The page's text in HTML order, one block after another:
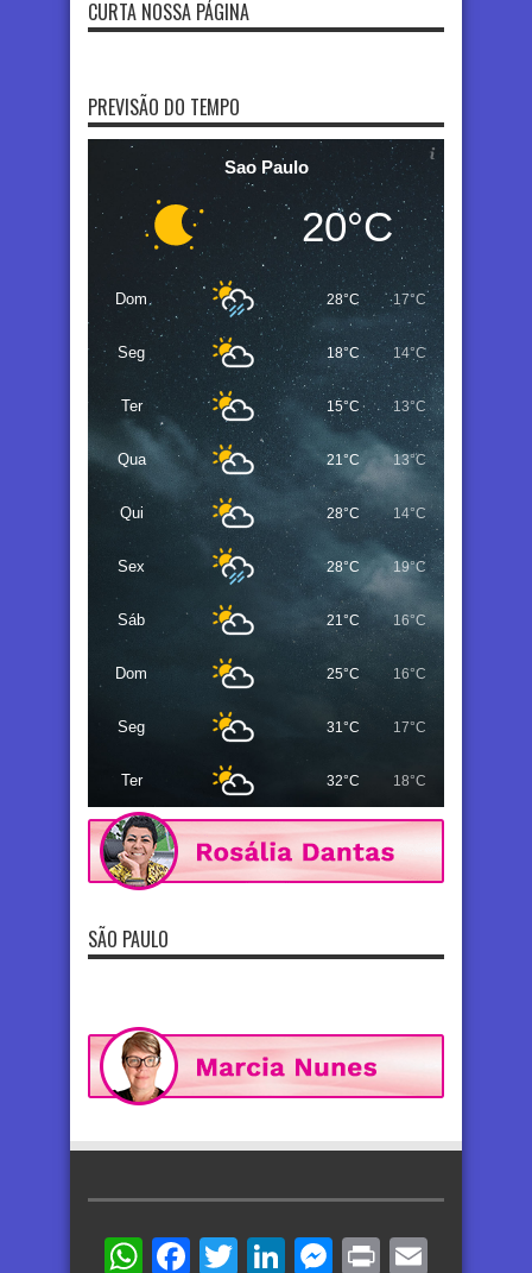
CURTA NOSSA PÁGINA
PREVISÃO DO TEMPO
Sao Paulo
20°C
Dom 28°C 17°C
Seg 18°C 14°C
Ter 15°C 13°C
Qua 21°C 13°C
Qui 28°C 14°C
Sex 28°C 19°C
Sáb 21°C 16°C
Dom 25°C 16°C
Seg 31°C 17°C
Ter 32°C 18°C
SÃO PAULO
WhatsApp
Facebook
TwitterLinkedIn
Messenger
Print